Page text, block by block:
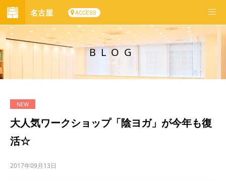
名古屋 ACCESS
BLOG
大人気ワークショップ「陰ヨガ」が今年も復
活☆
2017年09月13日